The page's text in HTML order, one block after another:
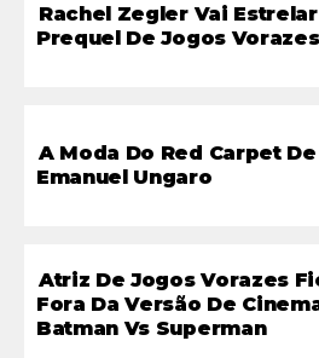
Rachel Zegler Vai Estrelar
Prequel De Jogos Vorazes
A Moda Do Red Carpet De
Emanuel Ungaro
Atriz De Jogos Vorazes
Fora Da Versão De
Batman Vs Superman